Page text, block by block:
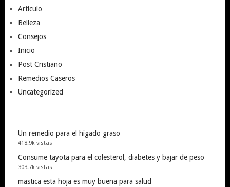
Articulo
Belleza
Consejos
Inicio
Post Cristiano
Remedios Caseros
Uncategorized
Un remedio para el higado graso
418.9k vistas
Consume tayota para el colesterol, diabetes y bajar de peso
303.7k vistas
mastica esta hoja es muy buena para salud